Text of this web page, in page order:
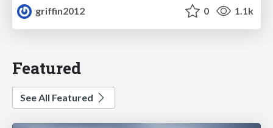
griffin2012
0 1.1k
Featured
See All Featured